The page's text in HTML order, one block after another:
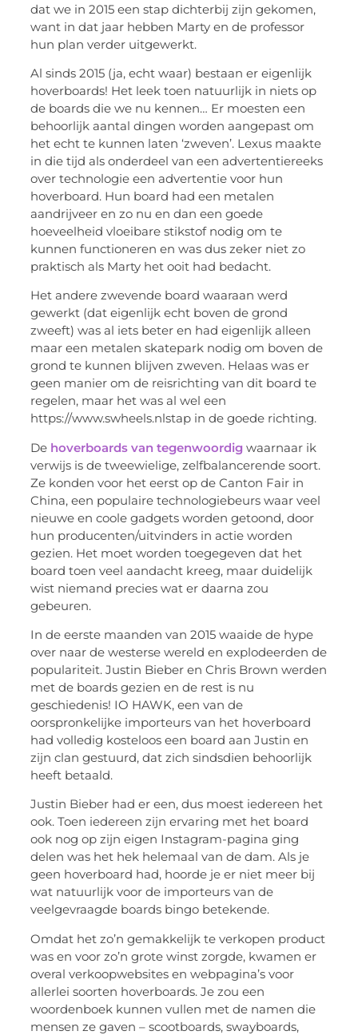
dat we in 2015 een stap dichterbij zijn gekomen,
want in dat jaar hebben Marty en de professor
hun plan verder uitgewerkt.
Al sinds 2015 (ja, echt waar) bestaan ​​er eigenlijk
hoverboards! Het leek toen natuurlijk in niets op
de boards die we nu kennen… Er moesten een
behoorlijk aantal dingen worden aangepast om
het echt te kunnen laten ‘zweven’. Lexus maakte
in die tijd als onderdeel van een advertentiereeks
over technologie een advertentie voor hun
hoverboard. Hun board had een metalen
aandrijveer en zo nu en dan een goede
hoeveelheid vloeibare stikstof nodig om te
kunnen functioneren en was dus zeker niet zo
praktisch als Marty het ooit had bedacht.
Het andere zwevende board waaraan werd
gewerkt (dat eigenlijk echt boven de grond
zweeft) was al iets beter en had eigenlijk alleen
maar een metalen skatepark nodig om boven de
grond te kunnen blijven zweven. Helaas was er
geen manier om de reisrichting van dit board te
regelen, maar het was al wel een
https://www.swheels.nlstap in de goede richting.
De hoverboards van tegenwoordig waarnaar ik
verwijs is de tweewielige, zelfbalancerende soort.
Ze konden voor het eerst op de Canton Fair in
China, een populaire technologiebeurs waar veel
nieuwe en coole gadgets worden getoond, door
hun producenten/uitvinders in actie worden
gezien. Het moet worden toegegeven dat het
board toen veel aandacht kreeg, maar duidelijk
wist niemand precies wat er daarna zou
gebeuren.
In de eerste maanden van 2015 waaide de hype
over naar de westerse wereld en explodeerden de
populariteit. Justin Bieber en Chris Brown werden
met de boards gezien en de rest is nu
geschiedenis! IO HAWK, een van de
oorspronkelijke importeurs van het hoverboard
had volledig kosteloos een board aan Justin en
zijn clan gestuurd, dat zich sindsdien behoorlijk
heeft betaald.
Justin Bieber had er een, dus moest iedereen het
ook. Toen iedereen zijn ervaring met het board
ook nog op zijn eigen Instagram-pagina ging
delen was het hek helemaal van de dam. Als je
geen hoverboard had, hoorde je er niet meer bij
wat natuurlijk voor de importeurs van de
veelgevraagde boards bingo betekende.
Omdat het zo’n gemakkelijk te verkopen product
was en voor zo’n grote winst zorgde, kwamen er
overal verkoopwebsites en webpagina’s voor
allerlei soorten hoverboards. Je zou een
woordenboek kunnen vullen met de namen die
mensen ze gaven – scootboards, swayboards,